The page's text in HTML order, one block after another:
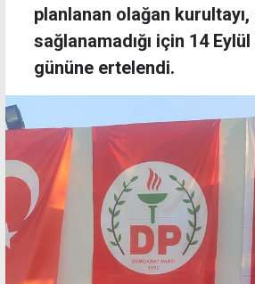
planlanan olağan
sağlanamadığı için 14
gününe ertelendi.